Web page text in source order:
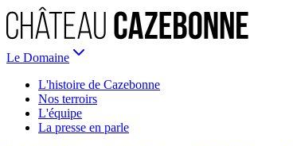
Le Domaine
L'histoire de Cazebonne
Nos terroirs
L'équipe
La presse en parle